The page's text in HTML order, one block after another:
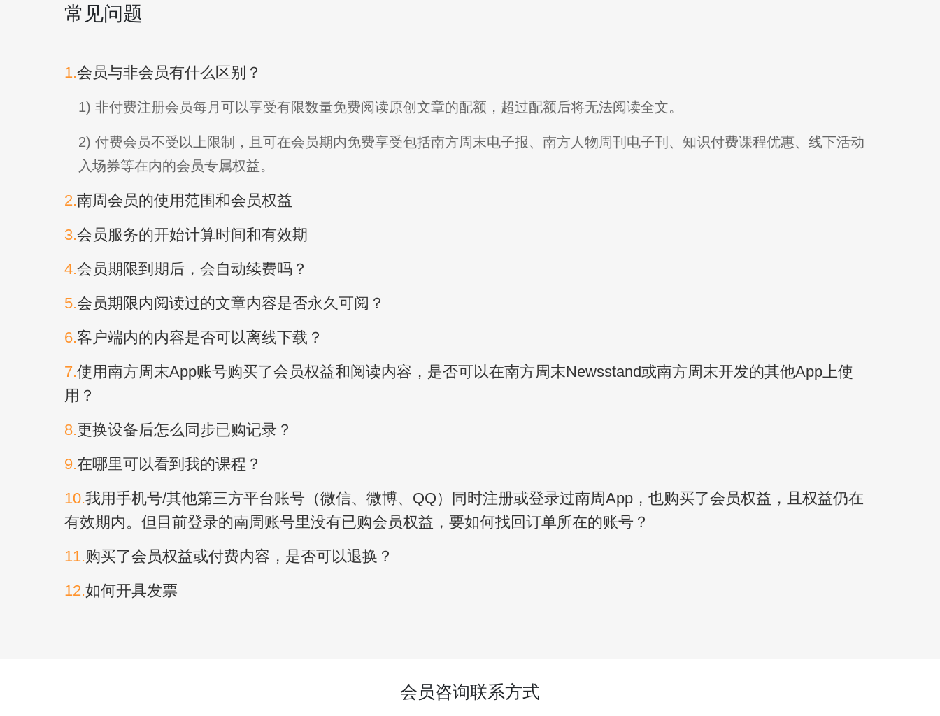
常见问题
1.会员与非会员有什么区别？
1) 非付费注册会员每月可以享受有限数量免费阅读原创文章的配额，超过配额后将无法阅读全文。
2) 付费会员不受以上限制，且可在会员期内免费享受包括南方周末电子报、南方人物周刊电子刊、知识付费课程优惠、线下活动
入场券等在内的会员专属权益。
2.南周会员的使用范围和会员权益
3.会员服务的开始计算时间和有效期
4.会员期限到期后，会自动续费吗？
5.会员期限内阅读过的文章内容是否永久可阅？
6.客户端内的内容是否可以离线下载？
7.使用南方周末App账号购买了会员权益和阅读内容，是否可以在南方周末Newsstand或南方周末开发的其他App上使
用？
8.更换设备后怎么同步已购记录？
9.在哪里可以看到我的课程？
10.我用手机号/其他第三方平台账号（微信、微博、QQ）同时注册或登录过南周App，也购买了会员权益，且权益仍在
有效期内。但目前登录的南周账号里没有已购会员权益，要如何找回订单所在的账号？
11.购买了会员权益或付费内容，是否可以退换？
12.如何开具发票
会员咨询联系方式